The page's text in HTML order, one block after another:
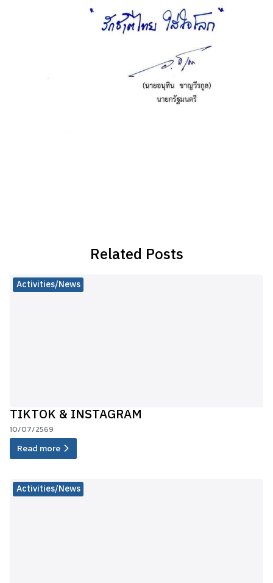
Related Posts
Activities/News
TIKTOK & INSTAGRAM
10/07/2569
Read more
Activities/News